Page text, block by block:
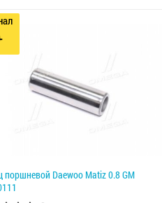
поршневой Daewoo Matiz 0.8 GM